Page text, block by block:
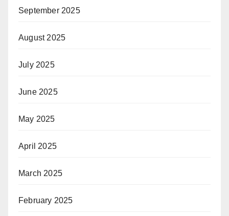
September 2025
August 2025
July 2025
June 2025
May 2025
April 2025
March 2025
February 2025